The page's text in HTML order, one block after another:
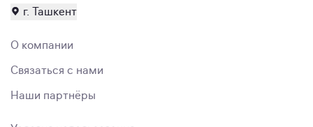
г. Ташкент
О компании
Связаться с нами
Наши партнёры